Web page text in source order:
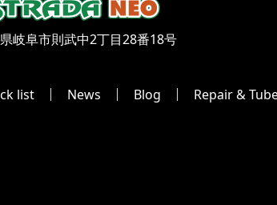
岐阜市則武中2丁目28番18号
list News Blog Repair &